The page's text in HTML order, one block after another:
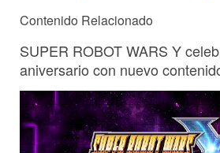
Contenido Relacionado
SUPER ROBOT WARS Y
aniversario con nuevo